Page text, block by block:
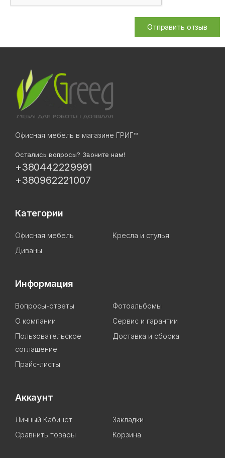
Отправить отзыв
Офисная мебель в магазине ГРИГ™
Остались вопросы? Звоните нам!
+380442229991
+380962221007
Категории
Офисная мебель
Кресла и стулья
Диваны
Информация
Вопросы-ответы
Фотоальбомы
О компании
Сервис и гарантии
Пользовательское
соглашение
Доставка и сборка
Прайс-листы
Аккаунт
Личный Кабинет
Закладки
Сравнить товары
Корзина